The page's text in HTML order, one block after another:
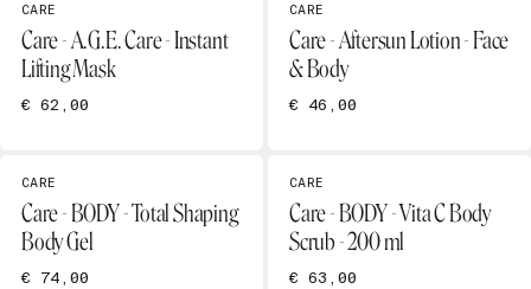
CARE
Care - A.G.E. Care - Instant
Lifting Mask
€ 62,00
CARE
Care - Aftersun Lotion - Face
& Body
€ 46,00
CARE
Care - BODY - Total Shaping
Body Gel
€ 74,00
CARE
Care - BODY - Vita C Body
Scrub - 200 ml
€ 63,00